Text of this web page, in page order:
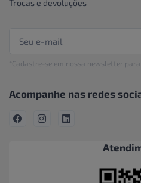
Trocas e devoluções
*Cadastre-se em nossa newsletter
Acompanhe nas redes